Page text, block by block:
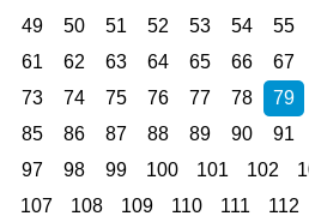
49
50 51 52 53 54 55
61
62 63 64 65 66 67
73
74 75 76 77 78 79
85
86 87 88 89 90 91
97
98 99 100 101 102
107
108 109 110 111 112